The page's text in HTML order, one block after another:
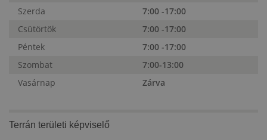
Szerda
7:00 -17:00
Csütörtök
7:00 -17:00
Péntek
7:00 -17:00
Szombat
7:00-13:00
Vasárnap
Zárva
Terrán területi képviselő